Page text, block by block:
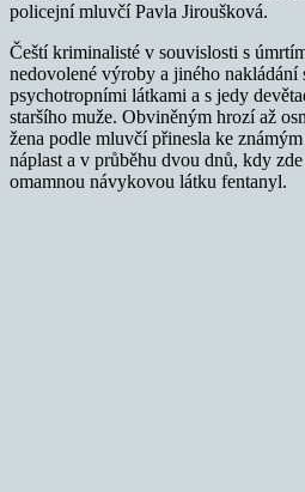
policejní mluvčí Pavla Jiroušková.
Čeští kriminalisté v souvislosti s
nedovolené výroby a jiného nakládání
psychotropními látkami a s jedy
staršího muže. Obviněným hrozí až
žena podle mluvčí přinesla ke
náplast a v průběhu dvou dnů, kdy
omamnou návykovou látku fentanyl.